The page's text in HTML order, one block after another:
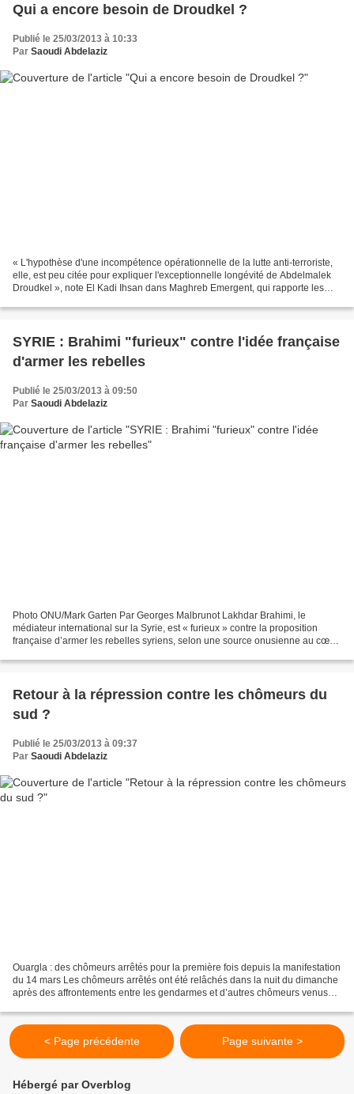
Qui a encore besoin de Droudkel ?
Publié le 25/03/2013 à 10:33
Par Saoudi Abdelaziz
« L'hypothèse d'une incompétence opérationnelle de la lutte anti-terroriste,
elle, est peu citée pour expliquer l'exceptionnelle longévité de Abdelmalek
Droudkel », note El Kadi Ihsan dans Maghreb Emergent, qui rapporte les
SYRIE : Brahimi "furieux" contre l'idée française
d'armer les rebelles
Publié le 25/03/2013 à 09:50
Par Saoudi Abdelaziz
Photo ONU/Mark Garten Par Georges Malbrunot Lakhdar Brahimi, le
médiateur international sur la Syrie, est « furieux » contre la proposition
française d’armer les rebelles syriens, selon une source onusienne au cœur
Retour à la répression contre les chômeurs du
sud ?
Publié le 25/03/2013 à 09:37
Par Saoudi Abdelaziz
Ouargla : des chômeurs arrêtés pour la première fois depuis la manifestation
du 14 mars Les chômeurs arrêtés ont été relâchés dans la nuit du dimanche
après des affrontements entre les gendarmes et d’autres chômeurs venus
< Page précédente Page suivante >
Hébergé par Overblog